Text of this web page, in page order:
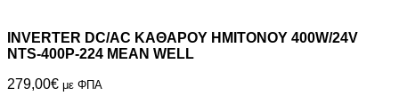
INVERTER DC/AC ΚΑΘΑΡΟΥ ΗΜΙΤΟΝΟΥ 400W/24V
NTS-400P-224 MEAN WELL
279,00€ με ΦΠΑ